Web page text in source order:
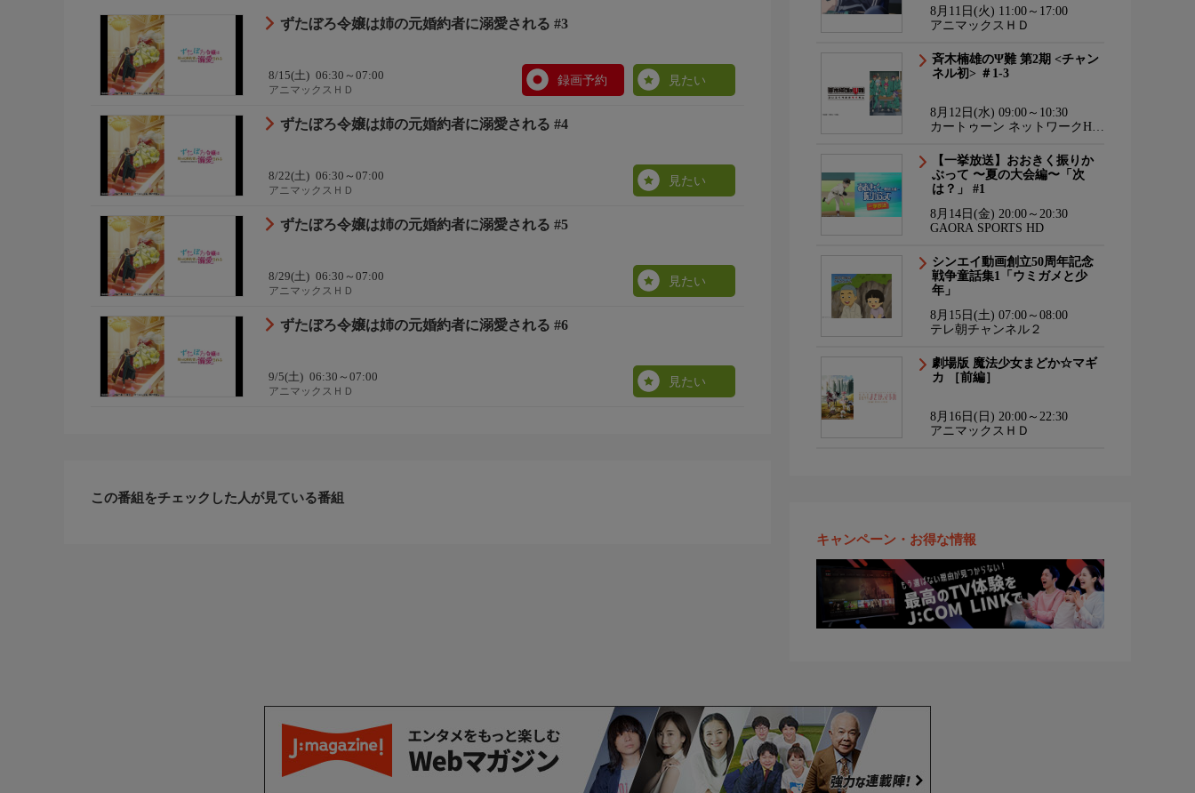
ずたぼろ令嬢は姉の元婚約者に溺愛される #3
8/15(土) 06:30～07:00
アニマックスＨＤ
録画予約 見たい
ずたぼろ令嬢は姉の元婚約者に溺愛される #4
8/22(土) 06:30～07:00
アニマックスＨＤ
見たい
ずたぼろ令嬢は姉の元婚約者に溺愛される #5
8/29(土) 06:30～07:00
アニマックスＨＤ
見たい
ずたぼろ令嬢は姉の元婚約者に溺愛される #6
9/5(土) 06:30～07:00
アニマックスＨＤ
見たい
この番組をチェックした人が見ている番組
8月11日(火) 11:00～17:00
アニマックスＨＤ
斉木楠雄のΨ難 第2期 <チャン
ネル初> ＃1-3
8月12日(水) 09:00～10:30
カートゥーン ネットワークHD
【一挙放送】おおきく振りか
ぶって 〜夏の大会編〜「次
は？」 #1
8月14日(金) 20:00～20:30
GAORA SPORTS HD
シンエイ動画創立50周年記念
戦争童話集1「ウミガメと少
年」
8月15日(土) 07:00～08:00
テレ朝チャンネル２
劇場版 魔法少女まどか☆マギ
カ ［前編］
8月16日(日) 20:00～22:30
アニマックスＨＤ
キャンペーン・お得な情報